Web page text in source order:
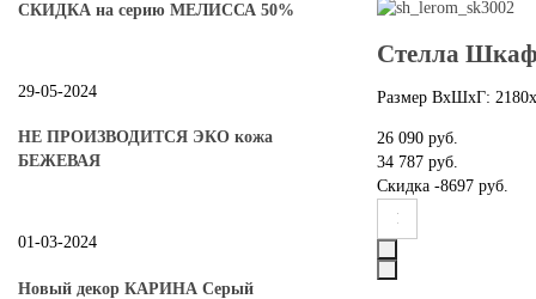
Стелла
Размер ВхШхГ:
26 090 руб.
34 787 руб.
Скидка -8697 руб.
СКИДКА на серию МЕЛИССА 50%
29-05-2024
НЕ ПРОИЗВОДИТСЯ ЭКО кожа
БЕЖЕВАЯ
01-03-2024
Новый декор КАРИНА Серый